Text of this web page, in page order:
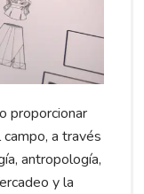
proporcionar
a través
antropología,
y la